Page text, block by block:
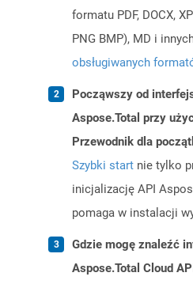
formatu PDF, DOCX,
PNG BMP), MD i
obsługiwanych
Począwszy od
Aspose.Total przy
Przewodnik dla
Szybki start nie tylko
inicjalizację API
pomaga w instalacji
Gdzie mogę znaleźć
Aspose.Total Cloud